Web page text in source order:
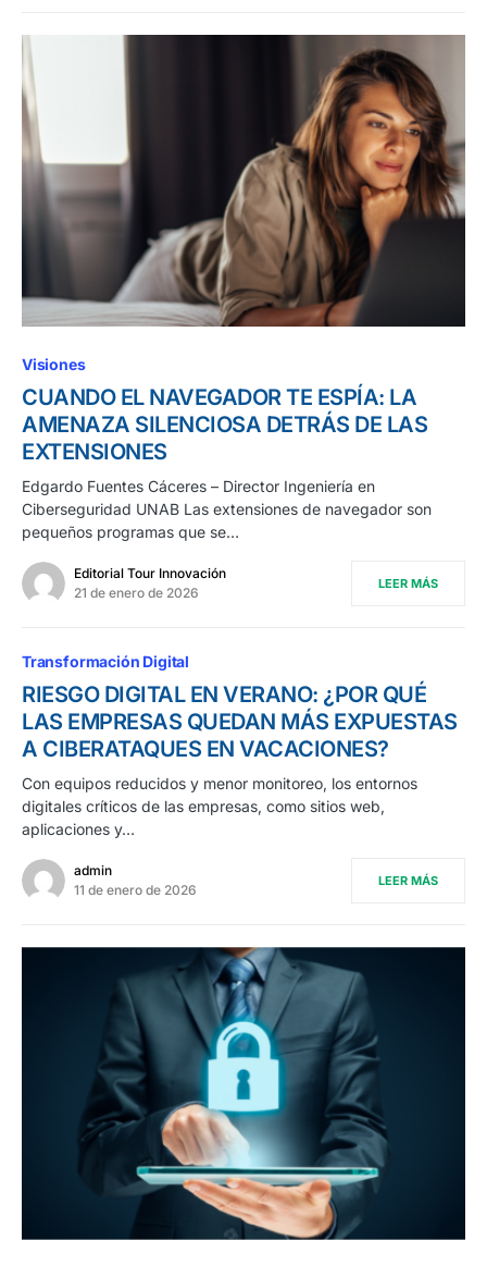
Visiones
CUANDO EL NAVEGADOR TE ESPÍA: LA
AMENAZA SILENCIOSA DETRÁS DE LAS
EXTENSIONES
Edgardo Fuentes Cáceres – Director Ingeniería en
Ciberseguridad UNAB Las extensiones de navegador son
pequeños programas que se…
Editorial Tour Innovación
21 de enero de 2026
LEER MÁS
Transformación Digital
RIESGO DIGITAL EN VERANO: ¿POR QUÉ
LAS EMPRESAS QUEDAN MÁS EXPUESTAS
A CIBERATAQUES EN VACACIONES?
Con equipos reducidos y menor monitoreo, los entornos
digitales críticos de las empresas, como sitios web,
aplicaciones y…
admin
11 de enero de 2026
LEER MÁS